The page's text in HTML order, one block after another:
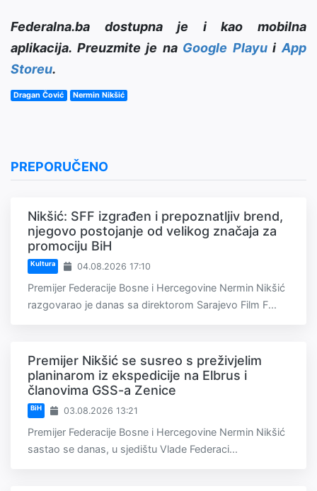
Federalna.ba dostupna je i kao mobilna
aplikacija. Preuzmite je na Google PlayuiApp
Storeu.
Dragan Čović Nermin Nikšić
PREPORUČENO
Nikšić: SFF izgrađen i prepoznatljiv brend,
njegovo postojanje od velikog značaja za
promociju BiH
Kultura 04.08.2026 17:10
Premijer Federacije Bosne i Hercegovine Nermin Nikšić
razgovarao je danas sa direktorom Sarajevo Film F...
Premijer Nikšić se susreo s preživjelim
planinarom iz ekspedicije na Elbrus i
članovima GSS-a Zenice
BiH 03.08.2026 13:21
Premijer Federacije Bosne i Hercegovine Nermin Nikšić
sastao se danas, u sjedištu Vlade Federaci...